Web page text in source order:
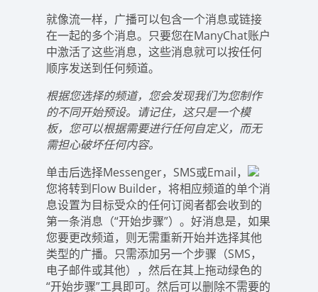
就像流一样，广播可以包含一个消息或链接
在一起的多个消息。只要您在ManyChat账户
中激活了这些消息，这些消息就可以按任何
顺序发送到任何频道。
根据您选择的频道，您会发现我们为您制作
的不同开始预设。请记住，这只是一个模
板，您可以根据需要进行任何自定义，而无
需担心破坏任何内容。
单击后选择Messenger，SMS或Email，
您将转到Flow Builder，将相应频道的单个消
息设置为目标受众的任何订阅者都会收到的
第一条消息（“开始步骤”）。好消息是，如果
您要更改频道，则无需重新开始并选择其他
类型的广播。只需添加另一个步骤（SMS，
电子邮件或其他），然后在其上拖动绿色的
“开始步骤”工具即可。然后可以删除不需要的